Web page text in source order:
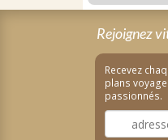
Rejoignez
Recevez
plans voyage
passionnés.